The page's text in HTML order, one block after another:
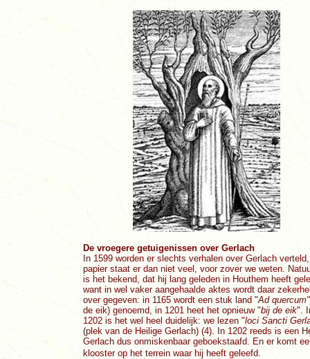
De vroegere getuigenissen over Gerlach
In 1599 worden er slechts verhalen over Gerlach
papier staat er dan niet veel, voor zover we weten.
is het bekend, dat hij lang geleden in Houthem heeft
want in wel vaker aangehaalde aktes wordt daar
over gegeven: in 1165 wordt een stuk land "Ad quercum"
de eik) genoemd, in 1201 heet het opnieuw "bij de eik".
1202 is het wel heel duidelijk: we lezen "loci Sancti
(plek van de Heilige Gerlach) (4). In 1202 reeds is een
Gerlach dus onmiskenbaar geboekstaafd. En er komt
klooster op het terrein waar hij heeft geleefd.